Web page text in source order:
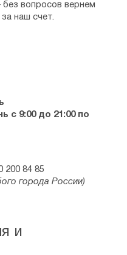
с 9:00 до 21:00 по
200 84 85
города России)
вопросов вернем
наш счет.
и